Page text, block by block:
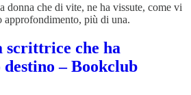
donna che di vite, ne ha vissute, come vi
approfondimento, più di una.
scrittrice che ha
– Bookclub